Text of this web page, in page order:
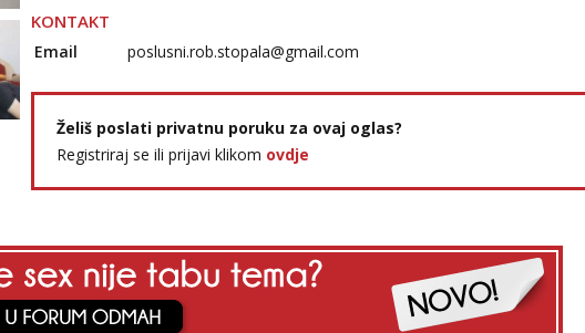
KONTAKT
Email poslusni.rob.stopala@gmail.com
Želiš poslati privatnu poruku za ovaj oglas?
Registriraj se ili prijavi klikom ovdje